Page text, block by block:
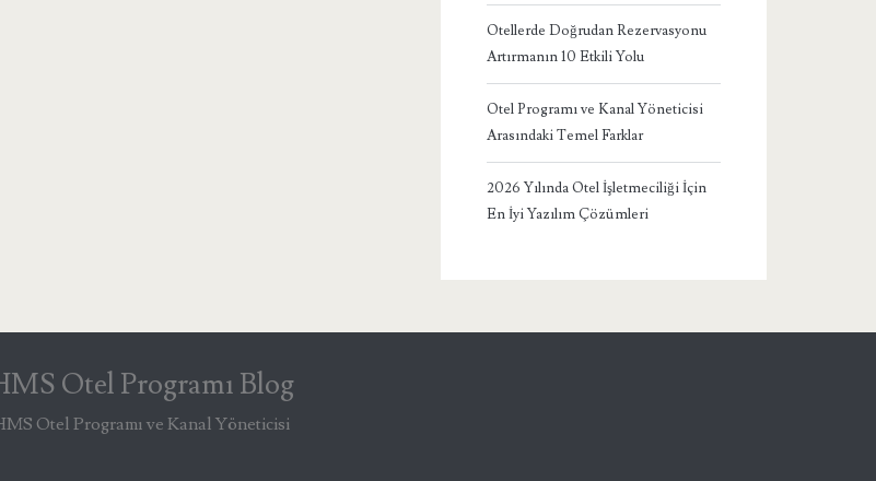
Otellerde Doğrudan Rezervasyonu
Artırmanın 10 Etkili Yolu
Otel Programı ve Kanal Yöneticisi
Arasındaki Temel Farklar
2026 Yılında Otel İşletmeciliği İçin
En İyi Yazılım Çözümleri
Otel Programı Blog
Otel Programı ve Kanal Yöneticisi